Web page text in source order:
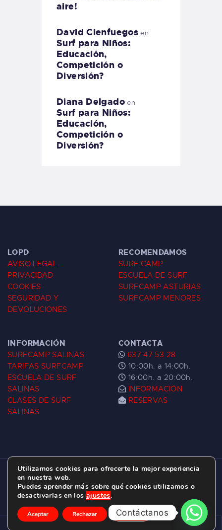
aire!
David Cienfuegos en
Surf para Niños:
Educación,
Competición o
Diversión?
Diana Delgadoen
Surf para Niños:
Educación,
Competición o
Diversión?
LOPD
AVISO LEGAL
PRIVACIDAD
COOKIES
SEGURIDAD Y
DEVOLUCIONES
RECOMENDAMOS
SURF CAMP
ESCUELA DE SURF
SURFCAMP ASTURIAS
SURFCAMP MENORES
INFORMACIÓN
SURFCAMP SALINAS
TARIFAS SURFCAMP
ESCUELA DE SURF
SALINAS
CLASES DE SURF
SALINAS
CONTACTA
637 47 53 28
10:00h. a 14:00h.
16:00h. a 20:00h.
INFORMACIÓN
RESERVAS
ESCUELA DE SURF LAS DUNAS ©
C/ BERNARDO ÁLVAREZ GALAN 1, SALINAS
(ASTURIAS)
Utilizamos cookies para ofrecerte la mejor experiencia
en nuestra web.
Puedes aprender más sobre qué cookies utilizamos o
desactivarlas en los ajustes.
Aceptar Rechazar Ajustes
Contáctanos